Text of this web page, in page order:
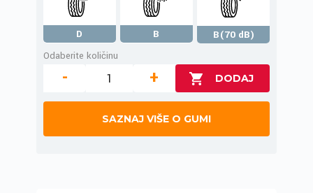
D B
B(70 dB)
Odaberite količinu
- +
SAZNAJ VIŠE O GUMI